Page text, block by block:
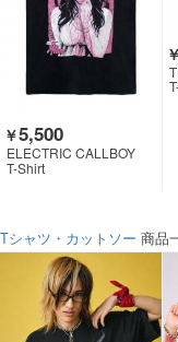
￥5,500
ELECTRIC CALLBOY
T-Shirt
Tシャツ・カットソー 商品